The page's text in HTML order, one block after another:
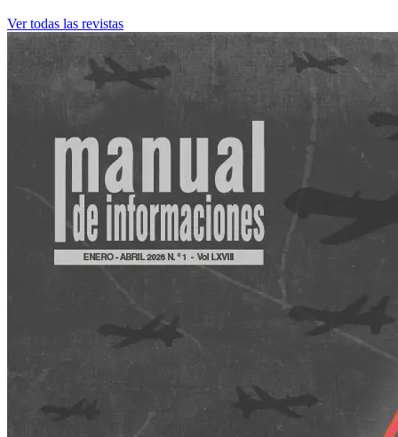
Ver todas las revistas